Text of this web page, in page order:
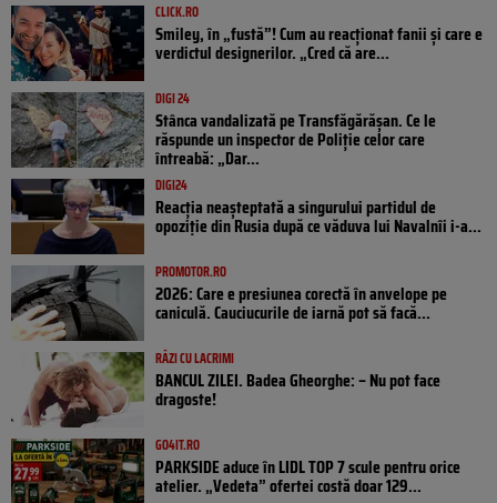
CLICK.RO
Smiley, în „fustă”! Cum au reacționat fanii și care e
verdictul designerilor. „Cred că are...
DIGI 24
Stânca vandalizată pe Transfăgărășan. Ce le
răspunde un inspector de Poliție celor care
întreabă: „Dar...
DIGI24
Reacția neașteptată a singurului partidul de
opoziţie din Rusia după ce văduva lui Navalnîi i-a...
PROMOTOR.RO
2026: Care e presiunea corectă în anvelope pe
caniculă. Cauciucurile de iarnă pot să facă...
RÂZI CU LACRIMI
BANCUL ZILEI. Badea Gheorghe: – Nu pot face
dragoste!
GO4IT.RO
PARKSIDE aduce în LIDL TOP 7 scule pentru orice
atelier. „Vedeta” ofertei costă doar 129...